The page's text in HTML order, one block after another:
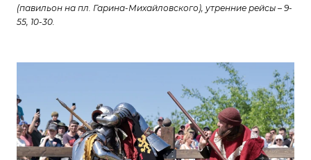
(павильон на пл. Гарина-Михайловского), утренние рейсы – 9-
55, 10-30.